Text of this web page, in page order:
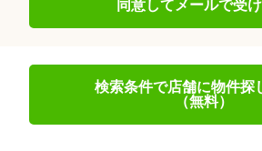
同意してメールで受
検索条件で店舗に物件探
（無料）